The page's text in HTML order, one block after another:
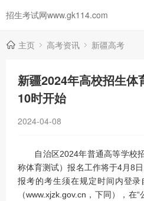
招生考试网www.gk114.com
主页 高考资讯 新疆高考
新疆2024年高校招生体
10时开始
2024-04-08
自治区2024年普通高等学校招
称体育测试）报名工作将于4月8
报考的考生须在规定时间内登
（www.xjzk.gov.cn，下同），在